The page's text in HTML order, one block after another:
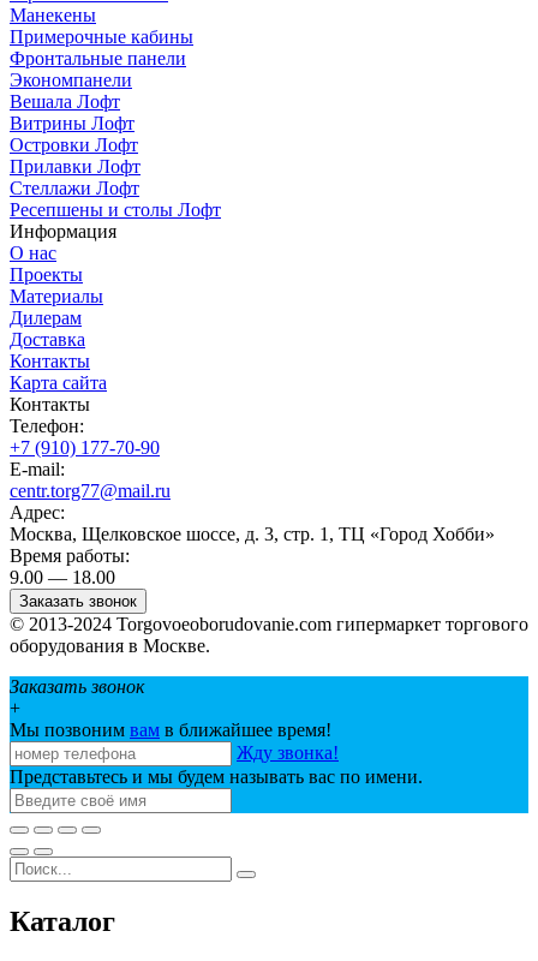
Манекены
Примерочные кабины
Фронтальные панели
Экономпанели
Вешала Лофт
Витрины Лофт
Островки Лофт
Прилавки Лофт
Стеллажи Лофт
Ресепшены и столы Лофт
Информация
О нас
Проекты
Материалы
Дилерам
Доставка
Контакты
Карта сайта
Контакты
Телефон:
+7 (910) 177-70-90
E-mail:
centr.torg77@mail.ru
Адрес:
Москва, Щелковское шоссе, д. 3, стр. 1, ТЦ «Город Хобби»
Время работы:
9.00 — 18.00
Заказать звонок
© 2013-2024 Torgovoeoborudovanie.com гипермаркет торгового
оборудования в Москве.
Заказать звонок
+
Мы позвоним вам в ближайшее время!
Жду звонка!
Представьтесь и мы будем называть вас по имени.
Каталог